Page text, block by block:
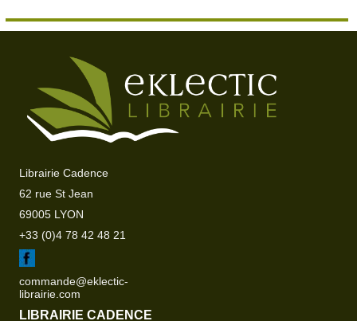
Librairie Cadence
62 rue St Jean
69005 LYON
+33 (0)4 78 42 48 21
commande@eklectic-
librairie.com
LIBRAIRIE CADENCE